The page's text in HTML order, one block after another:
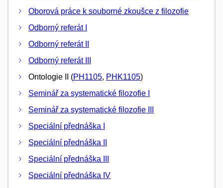
Oborová práce k souborné zkoušce z filozofie
Odborný referát I
Odborný referát II
Odborný referát III
Ontologie II (PH1105, PHK1105)
Seminář za systematické filozofie I
Seminář za systematické filozofie III
Speciální přednáška I
Speciální přednáška II
Speciální přednáška III
Speciální přednáška IV